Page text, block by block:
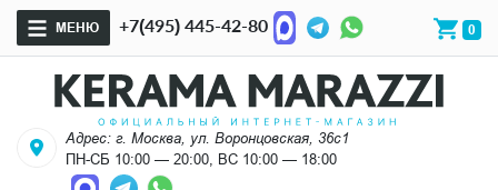
МЕНЮ +7(495) 445-42-80 0
Адрес: г. Москва, ул. Воронцовская, 36с1
ПН-СБ 10:00 — 20:00, ВС 10:00 — 18:00